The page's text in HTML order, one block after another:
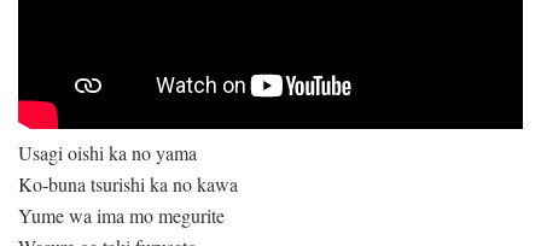
Usagi oishi ka no yama
Ko-buna tsurishi ka no kawa
Yume wa ima mo megurite